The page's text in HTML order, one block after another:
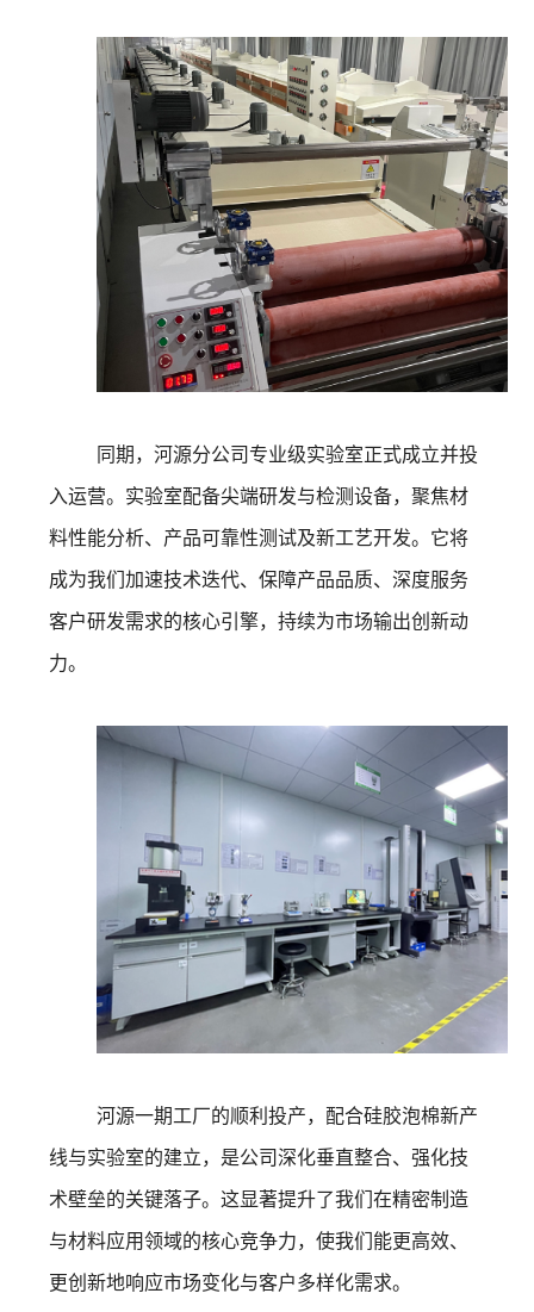
同期，河源分公司专业级实验室正式成立并投
入运营。实验室配备尖端研发与检测设备，聚焦材
料性能分析、产品可靠性测试及新工艺开发。它将
成为我们加速技术迭代、保障产品品质、深度服务
客户研发需求的核心引擎，持续为市场输出创新动
力。
河源一期工厂的顺利投产，配合硅胶泡棉新产
线与实验室的建立，是公司深化垂直整合、强化技
术壁垒的关键落子。这显著提升了我们在精密制造
与材料应用领域的核心竞争力，使我们能更高效、
更创新地响应市场变化与客户多样化需求。